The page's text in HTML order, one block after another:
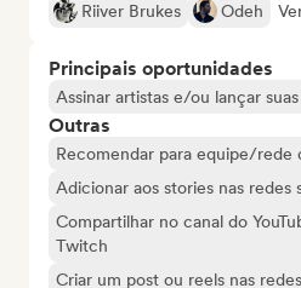
Riiver Brukes
Odeh
Principais oportunidades
Assinar artistas e/ou lançar
Outras
Recomendar para equipe/rede
Adicionar aos stories nas redes
Compartilhar no canal do
Twitch
Criar um post ou reels nas